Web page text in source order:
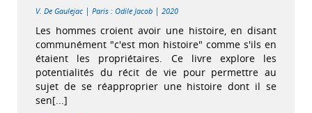
V. De Gaulejac | Paris : Odile Jacob | 2020
Les hommes croient avoir une histoire, en disant
communément "c'est mon histoire" comme s'ils en
étaient les propriétaires. Ce livre explore les
potentialités du récit de vie pour permettre au
sujet de se réapproprier une histoire dont il se
sen[...]